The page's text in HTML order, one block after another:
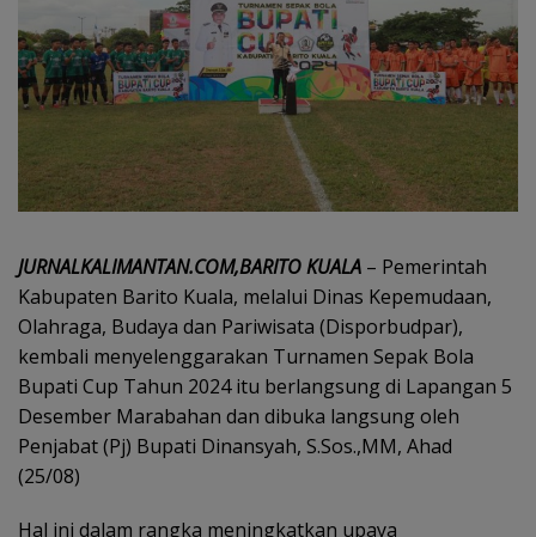
JURNALKALIMANTAN.COM,BARITO KUALA – Pemerintah
Kabupaten Barito Kuala, melalui Dinas Kepemudaan,
Olahraga, Budaya dan Pariwisata (Disporbudpar),
kembali menyelenggarakan Turnamen Sepak Bola
Bupati Cup Tahun 2024 itu berlangsung di Lapangan 5
Desember Marabahan dan dibuka langsung oleh
Penjabat (Pj) Bupati Dinansyah, S.Sos.,MM, Ahad
(25/08)
Hal ini dalam rangka meningkatkan upaya